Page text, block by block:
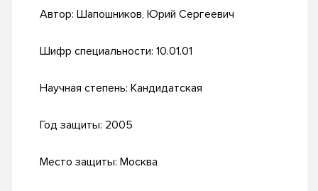
Автор: Шапошников, Юрий Сергеевич
Шифр специальности: 10.01.01
Научная степень: Кандидатская
Год защиты: 2005
Место защиты: Москва